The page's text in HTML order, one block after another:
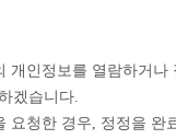
개인정보를 열람하거
겠습니다.
요청한 경우, 정정을